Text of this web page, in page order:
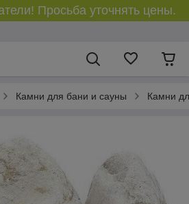
Просьба уточнять цены.
Камни для бани и сауны Камни